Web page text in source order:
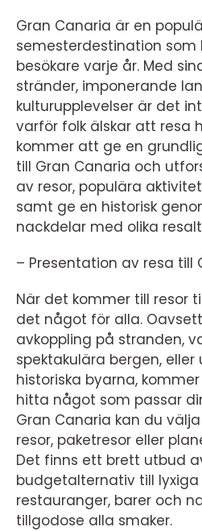
Gran Canaria är en
semesterdestination som
besökare varje år. Med
stränder, imponerande
kulturupplevelser är det
varför folk älskar att resa
kommer att ge en
till Gran Canaria och
av resor, populära
samt ge en historisk
nackdelar med olika
– Presentation av resa till
När det kommer till resor
det något för alla.
avkoppling på stranden,
spektakulära bergen, eller
historiska byarna,
hitta något som passar
Gran Canaria kan du
resor, paketresor eller
Det finns ett brett utbud
budgetalternativ till
restauranger, barer och
tillgodose alla smaker.